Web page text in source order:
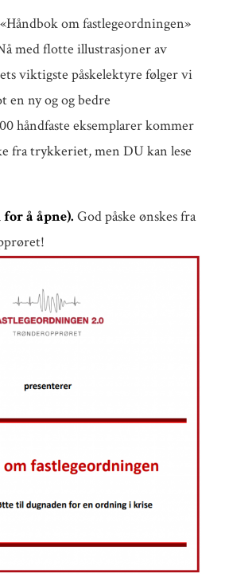
om fastlegeordningen»
med flotte illustrasjoner av
viktigste påskelektyre følger vi
en ny og og bedre
håndfaste eksemplarer kommer
fra trykkeriet, men DU kan lese
å åpne). God påske ønskes fra